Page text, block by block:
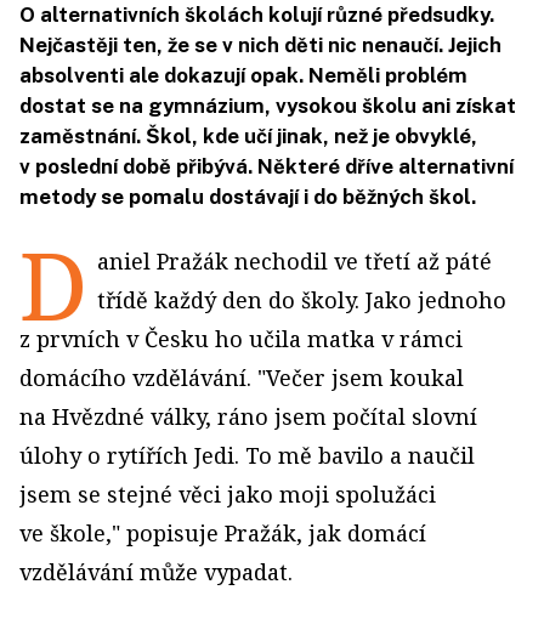
O alternativních školách kolují různé předsudky.
Nejčastěji ten, že se v nich děti nic nenaučí. Jejich
absolventi ale dokazují opak. Neměli problém
dostat se na gymnázium, vysokou školu ani získat
zaměstnání. Škol, kde učí jinak, než je obvyklé,
v poslední době přibývá. Některé dříve alternativní
metody se pomalu dostávají i do běžných škol.
D aniel Pražák nechodil ve třetí až páté
třídě každý den do školy. Jako jednoho
z prvních v Česku ho učila matka v rámci
domácího vzdělávání. "Večer jsem koukal
na Hvězdné války, ráno jsem počítal slovní
úlohy o rytířích Jedi. To mě bavilo a naučil
jsem se stejné věci jako moji spolužáci
ve škole," popisuje Pražák, jak domácí
vzdělávání může vypadat.